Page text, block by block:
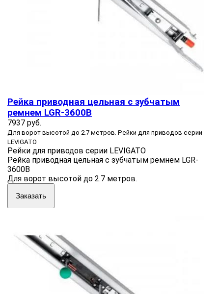
Рейка приводная цельная с зубчатым
ремнем LGR-3600B
7937 руб.
Для ворот высотой до 2.7 метров. Рейки для приводов серии
LEVIGATO
Рейки для приводов серии LEVIGATO
Рейка приводная цельная с зубчатым ремнем LGR-
3600B
Для ворот высотой до 2.7 метров.
Заказать